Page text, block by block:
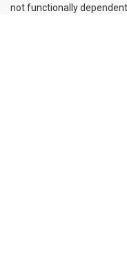
not functionally